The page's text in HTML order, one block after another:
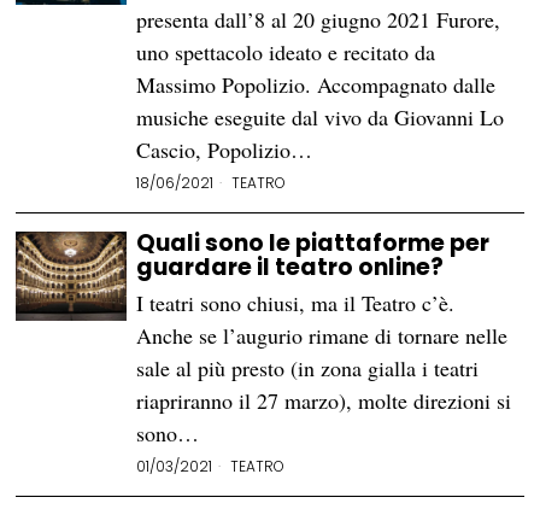
presenta dall’8 al 20 giugno 2021 Furore,
uno spettacolo ideato e recitato da
Massimo Popolizio. Accompagnato dalle
musiche eseguite dal vivo da Giovanni Lo
Cascio, Popolizio…
18/06/2021 TEATRO
Quali sono le piattaforme per
guardare il teatro online?
I teatri sono chiusi, ma il Teatro c’è.
Anche se l’augurio rimane di tornare nelle
sale al più presto (in zona gialla i teatri
riapriranno il 27 marzo), molte direzioni si
sono…
01/03/2021 TEATRO